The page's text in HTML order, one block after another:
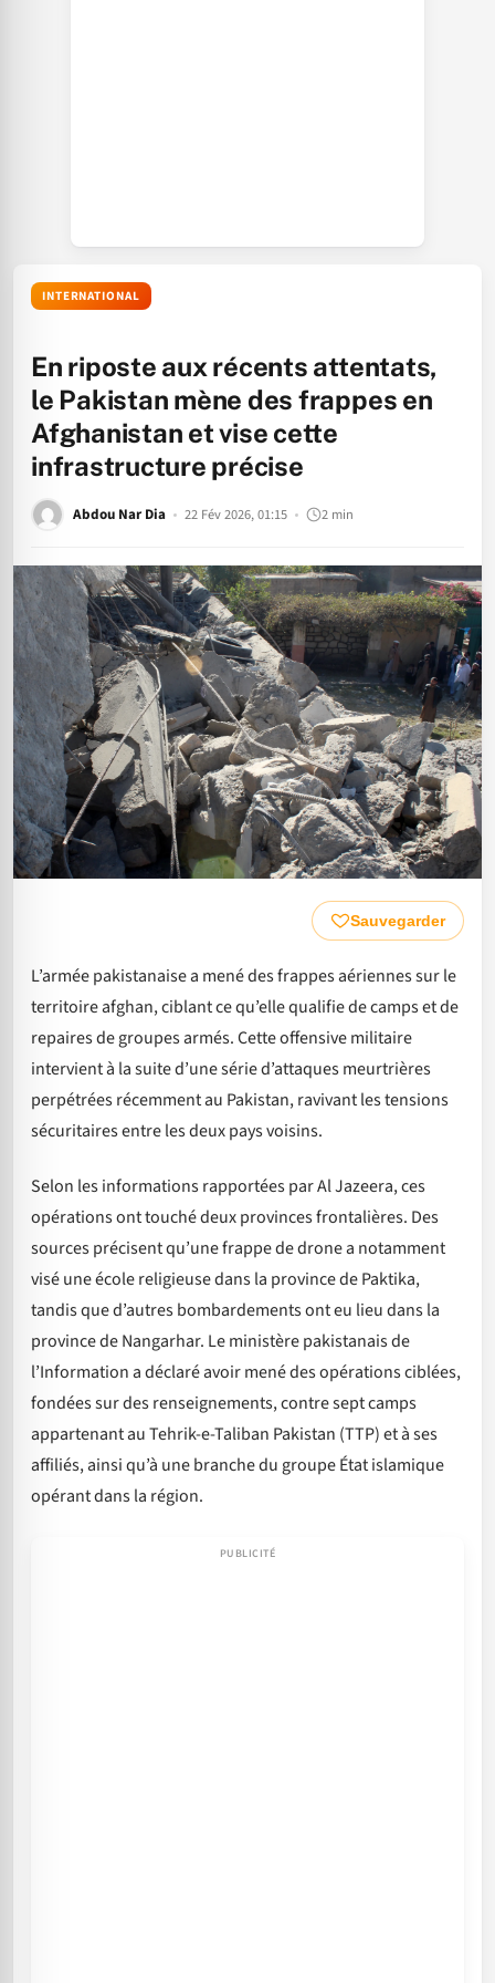
INTERNATIONAL
En riposte aux récents attentats,
le Pakistan mène des frappes en
Afghanistan et vise cette
infrastructure précise
Abdou Nar Dia 22 Fév 2026, 01:15 2 min
Sauvegarder
L’armée pakistanaise a mené des frappes aériennes sur le
territoire afghan, ciblant ce qu’elle qualifie de camps et de
repaires de groupes armés. Cette offensive militaire
intervient à la suite d’une série d’attaques meurtrières
perpétrées récemment au Pakistan, ravivant les tensions
sécuritaires entre les deux pays voisins.
Selon les informations rapportées par Al Jazeera, ces
opérations ont touché deux provinces frontalières. Des
sources précisent qu’une frappe de drone a notamment
visé une école religieuse dans la province de Paktika,
tandis que d’autres bombardements ont eu lieu dans la
province de Nangarhar. Le ministère pakistanais de
l’Information a déclaré avoir mené des opérations ciblées,
fondées sur des renseignements, contre sept camps
appartenant au Tehrik-e-Taliban Pakistan (TTP) et à ses
affiliés, ainsi qu’à une branche du groupe État islamique
opérant dans la région.